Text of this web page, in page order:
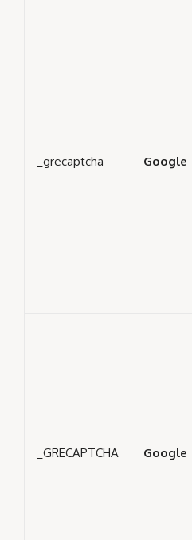
_grecaptcha Google
_GRECAPTCHA Google